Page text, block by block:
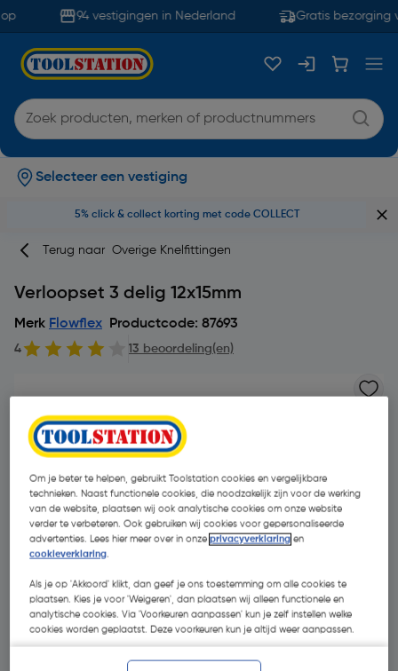
94 vestigingen in Nederland Gratis bezorging
Selecteer een vestiging
5% click & collect korting met code COLLECT
Terug naar Overige Knelfittingen
Verloopset 3 delig 12x15mm
Merk Flowflex Productcode: 87693
4 13 beoordeling(en)
Om je beter te helpen, gebruikt Toolstation cookies en vergelijkbare
technieken. Naast functionele cookies, die noodzakelijk zijn voor de werking
van de website, plaatsen wij ook analytische cookies om onze website
verder te verbeteren. Ook gebruiken wij cookies voor gepersonaliseerde
advertenties. Lees hier meer over in onzeprivacyverklaring en
cookieverklaring.
Als je op 'Akkoord' klikt, dan geef je ons toestemming om alle cookies te
plaatsen. Kies je voor 'Weigeren', dan plaatsen wij alleen functionele en
analytische cookies. Via 'Voorkeuren aanpassen' kun je zelf instellen welke
cookies worden geplaatst. Deze voorkeuren kun je altijd weer aanpassen.